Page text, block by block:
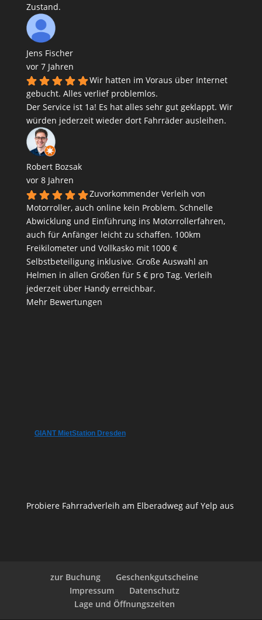
Zustand.
Jens Fischer
vor 7 Jahren
Wir hatten im Voraus über Internet
gebucht. Alles verlief problemlos.
Der Service ist 1a! Es hat alles sehr gut geklappt. Wir
würden jederzeit wieder dort Fahrräder ausleihen.
Robert Bozsak
vor 8 Jahren
Zuvorkommender Verleih von
Motorroller, auch online kein Problem. Schnelle
Abwicklung und Einführung ins Motorrollerfahren,
auch für Anfänger leicht zu schaffen. 100km
Freikilometer und Vollkasko mit 1000 €
Selbstbeteiligung inklusive. Große Auswahl an
Helmen in allen Größen für 5 € pro Tag. Verleih
jederzeit über Handy erreichbar.
Mehr Bewertungen
GIANT MietStation Dresden
Probiere Fahrradverleih am Elberadweg auf Yelp aus
zur Buchung
Geschenkgutscheine
Impressum
Datenschutz
Lage und Öffnungszeiten